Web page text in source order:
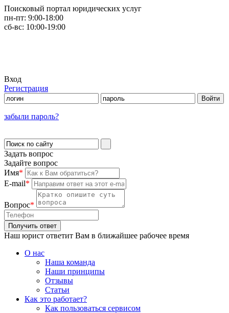
Поисковый портал юридических услуг
пн-пт: 9:00-18:00
сб-вс: 10:00-19:00
Вход
Регистрация
забыли пароль?
Задать вопрос
Задайте вопрос
Имя*
E-mail*
Вопрос*
Наш юрист ответит Вам в ближайшее рабочее время
О нас
Наша команда
Наши принципы
Отзывы
Статьи
Как это работает?
Как пользоваться сервисом